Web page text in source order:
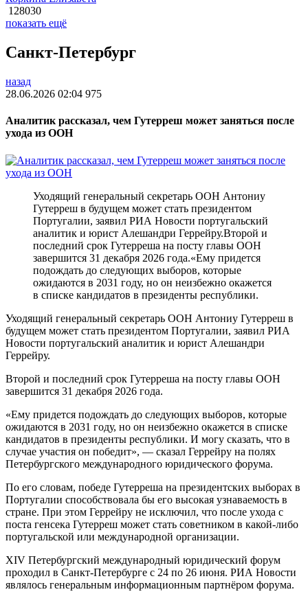
128030
показать ещё
Санкт-Петербург
назад
28.06.2026 02:04 975
Аналитик рассказал, чем Гутерреш может заняться после
ухода из ООН
Уходящий генеральный секретарь ООН Антониу
Гутерреш в будущем может стать президентом
Португалии, заявил РИА Новости португальский
аналитик и юрист Алешандри Геррейру.Второй и
последний срок Гутерреша на посту главы ООН
завершится 31 декабря 2026 года.«Ему придется
подождать до следующих выборов, которые
ожидаются в 2031 году, но он неизбежно окажется
в списке кандидатов в президенты республики.
Уходящий генеральный секретарь ООН Антониу Гутерреш в
будущем может стать президентом Португалии, заявил РИА
Новости португальский аналитик и юрист Алешандри
Геррейру.
Второй и последний срок Гутерреша на посту главы ООН
завершится 31 декабря 2026 года.
«Ему придется подождать до следующих выборов, которые
ожидаются в 2031 году, но он неизбежно окажется в списке
кандидатов в президенты республики. И могу сказать, что в
случае участия он победит», — сказал Геррейру на полях
Петербургского международного юридического форума.
По его словам, победе Гутерреша на президентских выборах в
Португалии способствовала бы его высокая узнаваемость в
стране. При этом Геррейру не исключил, что после ухода с
поста генсека Гутерреш может стать советником в какой-либо
португальской или международной организации.
XIV Петербургский международный юридический форум
проходил в Санкт-Петербурге с 24 по 26 июня. РИА Новости
являлось генеральным информационным партнёром форума.